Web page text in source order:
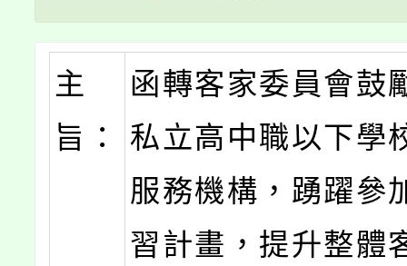
主
旨：
函轉客家委員會鼓
私立高中職以下學
服務機構，踴躍參
習計畫，提升整體